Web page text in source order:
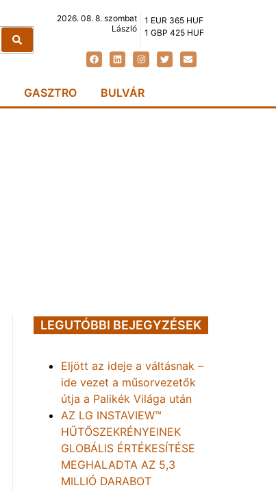
2026. 08. 8. szombat
László
1 EUR 365 HUF
1 GBP 425 HUF
GASZTRO BULVÁR
LEGUTÓBBI BEJEGYZÉSEK
Eljött az ideje a váltásnak –
ide vezet a műsorvezetők
útja a Palikék Világa után
AZ LG INSTAVIEW™
HŰTŐSZEKRÉNYEINEK
GLOBÁLIS ÉRTÉKESÍTÉSE
MEGHALADTA AZ 5,3
MILLIÓ DARABOT